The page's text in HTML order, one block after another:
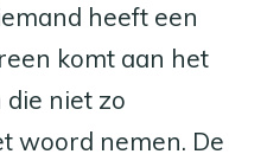
heeft een
komt aan het
niet zo
woord nemen. De